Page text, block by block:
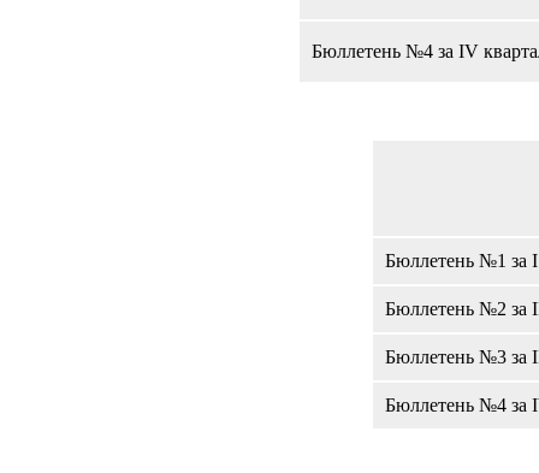
Бюллетень №4 за IV
Бюллетень №1 за I
Бюллетень №2 за
Бюллетень №3 за
Бюллетень №4 за